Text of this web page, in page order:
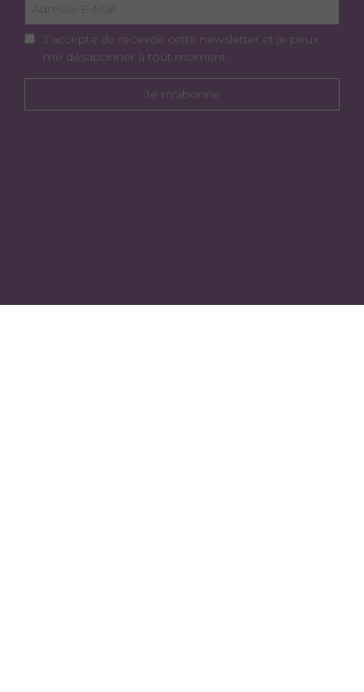
J’accepte de recevoir cette newsletter et je peux
me désabonner à tout moment.
Je m'abonne